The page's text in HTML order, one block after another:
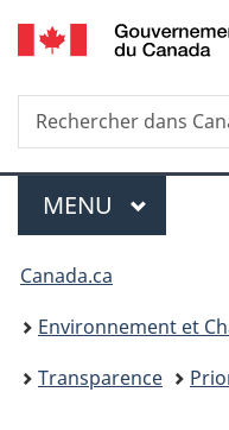
Recherche
Rechercher
dans
Menu
MENU PRINCIPAL
Vous
êtes
ici :
Canada.ca
Environnement et
Transparence